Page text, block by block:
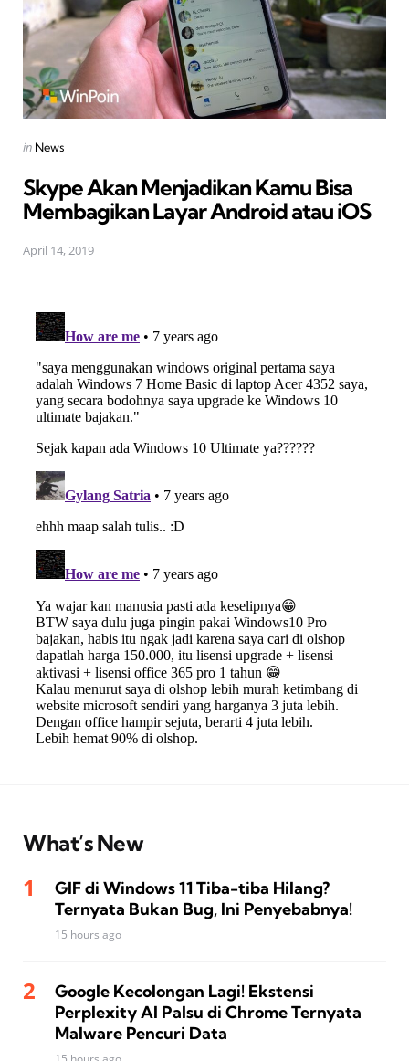
Posted
in News
Skype Akan Menjadikan Kamu Bisa
Membagikan Layar Android atau iOS
April 14, 2019
What’s New
GIF di Windows 11 Tiba-tiba Hilang?
Ternyata Bukan Bug, Ini Penyebabnya!
15 hours ago
Google Kecolongan Lagi! Ekstensi
Perplexity AI Palsu di Chrome Ternyata
Malware Pencuri Data